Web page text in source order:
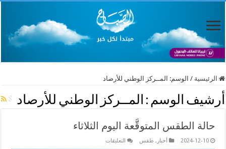
الرئيسية / الوسم: المــركز الوطني للأرصاد
أرشيف الوسم : المــركز الوطني للأرصاد
حالة الطقس المتوقَّعة اليوم الثلاثاء
2024-12-10 أخبار , طقس التعليقات